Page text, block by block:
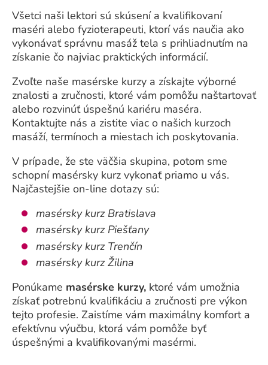
Všetci naši lektori sú skúsení a kvalifikovaní
maséri alebo fyzioterapeuti, ktorí vás naučia ako
vykonávať správnu masáž tela s prihliadnutím na
získanie čo najviac praktických informácií.
Zvoľte naše masérske kurzy a získajte výborné
znalosti a zručnosti, ktoré vám pomôžu naštartovať
alebo rozvinúť úspešnú kariéru maséra.
Kontaktujte nás a zistite viac o našich kurzoch
masáží, termínoch a miestach ich poskytovania.
V prípade, že ste väčšia skupina, potom sme
schopní masérsky kurz vykonať priamo u vás.
Najčastejšie on-line dotazy sú:
masérsky kurz Bratislava
masérsky kurz Piešťany
masérsky kurz Trenčín
masérsky kurz Žilina
Ponúkame masérske kurzy, ktoré vám umožnia
získať potrebnú kvalifikáciu a zručnosti pre výkon
tejto profesie. Zaistíme vám maximálny komfort a
efektívnu výučbu, ktorá vám pomôže byť
úspešnými a kvalifikovanými masérmi.